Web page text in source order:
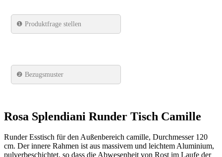
❶ Produktfrage stellen
❷ Bezugsmuster
Rosa Splendiani Runder Tisch Camille
Runder Esstisch für den Außenbereich camille, Durchmesser 120
cm. Der innere Rahmen ist aus massivem und leichtem Aluminium,
pulverbeschichtet, so dass die Abwesenheit von Rost im Laufe der